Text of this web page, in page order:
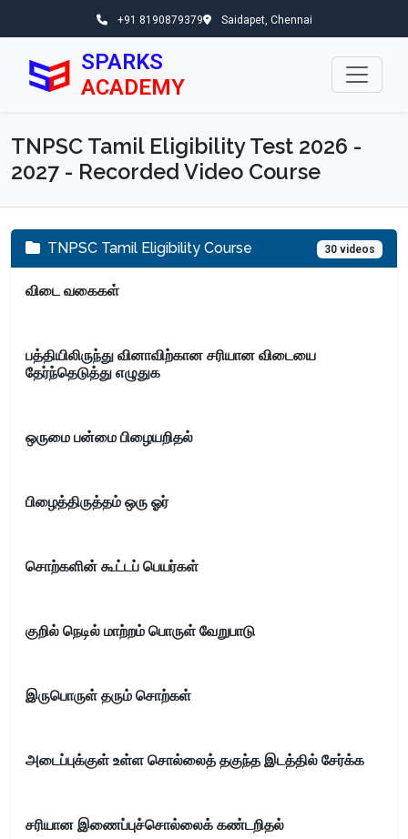
+91 8190879379 Saidapet, Chennai
SPARKS
ACADEMY
TNPSC Tamil Eligibility Test 2026 -
2027 - Recorded Video Course
TNPSC Tamil Eligibility Course 30 videos
விடை வகைகள்
பத்தியிலிருந்து வினாவிற்கான சரியான விடையை
தேர்ந்தெடுத்து எழுதுக
ஒருமை பன்மை பிழையறிதல்
பிழைத்திருத்தம் ஒரு ஓர்
சொற்களின் கூட்டப் பெயர்கள்
குறில் நெடில் மாற்றம் பொருள் வேறுபாடு
இருபொருள் தரும் சொற்கள்
அடைப்புக்குள் உள்ள சொல்லைத் தகுந்த இடத்தில் சேர்க்க
சரியான இணைப்புச்சொல்லைக் கண்டறிதல்